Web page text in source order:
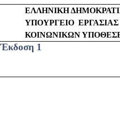
ΕΛΛΗΝΙΚΗ
ΥΠΟΥΡΓΕΙΟ
ΚΟΙΝΩΝΙΚΩΝ
Έκδοση 1